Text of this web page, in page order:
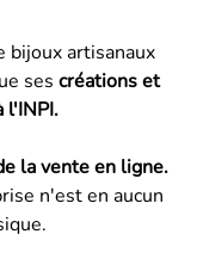
bijoux artisanaux
ses créations et
l'INPI.
la vente en ligne.
n'est en aucun